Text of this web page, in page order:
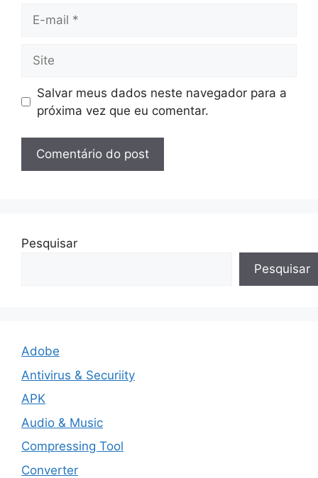
mail
Salvar meus dados neste navegador para a
próxima vez que eu comentar.
Pesquisar
Pesquisar
Adobe
Antivirus & Securiity
APK
Audio & Music
Compressing Tool
Converter